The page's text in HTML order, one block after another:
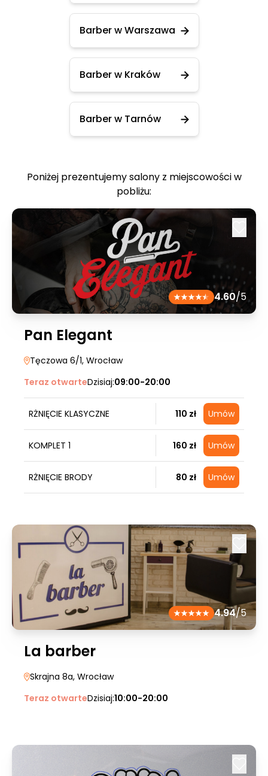
Barber w Warszawa
Barber w Kraków
Barber w Tarnów
Poniżej prezentujemy salony z miejscowości w
pobliżu:
4.60/5
Pan Elegant
Tęczowa 6/1, Wrocław
Teraz otwarteDzisiaj:09:00-20:00
RŻNIĘCIE KLASYCZNE 110 zł Umów
KOMPLET 1 160 zł Umów
RŻNIĘCIE BRODY 80 zł Umów
4.94/5
La barber
Skrajna 8a, Wrocław
Teraz otwarteDzisiaj:10:00-20:00